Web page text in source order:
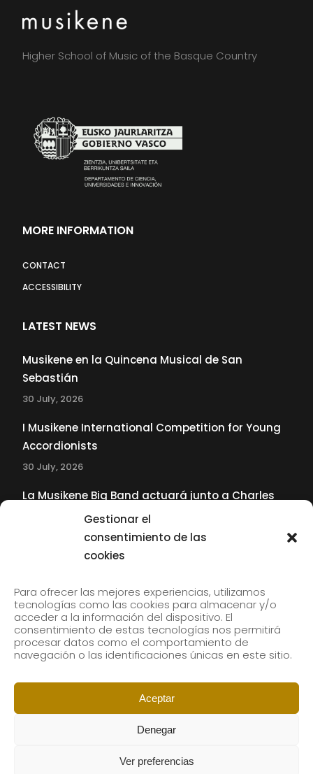
Gestionar el
consentimiento de las
cookies
Para ofrecer las mejores experiencias, utilizamos
tecnologías como las cookies para almacenar y/o
acceder a la información del dispositivo. El
consentimiento de estas tecnologías nos permitirá
procesar datos como el comportamiento de
navegación o las identificaciones únicas en este sitio.
Aceptar
Denegar
Ver preferencias
Higher School of Music of the Basque Country
MORE INFORMATION
CONTACT
ACCESSIBILITY
LATEST NEWS
Musikene en la Quincena Musical de San
Sebastián
30 July, 2026
I Musikene International Competition for Young
Accordionists
30 July, 2026
La Musikene Big Band actuará junto a Charles
Tolliver en el 61 Jazzaldia
Subscribe to our newsletter to receive our news by
email.